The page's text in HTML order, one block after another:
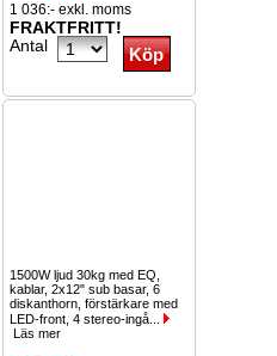
1 036:- exkl. moms
FRAKTFRITT!
Antal
1500W ljud 30kg med EQ,
kablar, 2x12" sub basar, 6
diskanthorn, förstärkare med
LED-front, 4 stereo-ingå...
Läs mer